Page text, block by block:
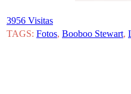
3956 Visitas
TAGS: Fotos, Booboo Stewart,